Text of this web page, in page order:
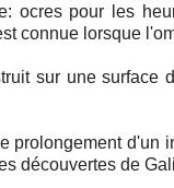
ocres pour les
connue lorsque
sur une surface
prolongement d'un
découvertes de